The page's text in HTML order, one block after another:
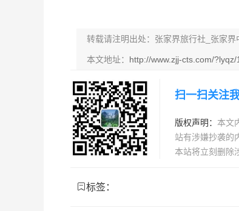
转载请注明出处：张家界旅行社_张家
本文地址： http://www.zjj-cts.com/
扫一扫关注我
版权声明： 本文
站有涉嫌抄袭的
本站将立刻删除
标签：